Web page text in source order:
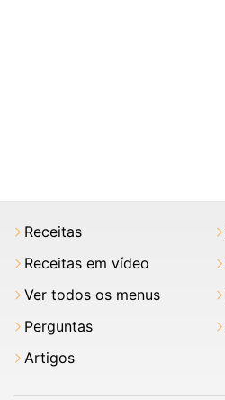
Receitas
Receitas em vídeo
Ver todos os menus
Perguntas
Artigos